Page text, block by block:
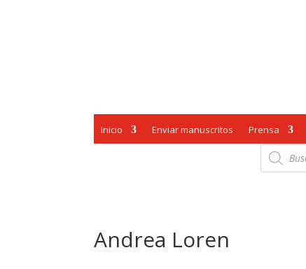
Inicio Enviar manuscritos Prensa
Búsqueda
de
productos
Andrea Loren